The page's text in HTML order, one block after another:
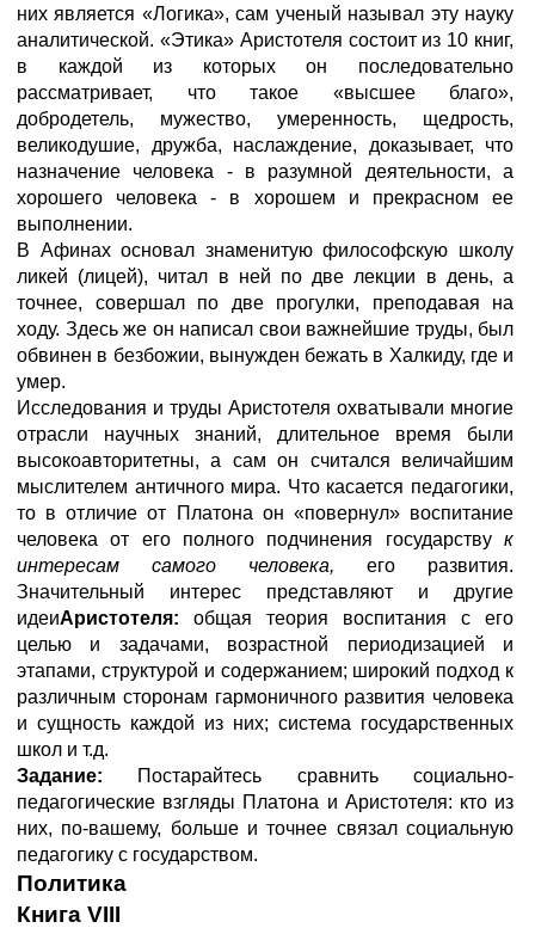
них является «Логика», сам ученый называл эту науку
аналитической. «Этика» Аристотеля состоит из 10 книг,
в каждой из которых он последовательно
рассматривает, что такое «высшее благо»,
добродетель, мужество, умеренность, щедрость,
великодушие, дружба, наслаждение, доказывает, что
назначение человека - в разумной деятельности, а
хорошего человека - в хорошем и прекрасном ее
выполнении.
В Афинах основал знаменитую философскую школу
ликей (лицей), читал в ней по две лекции в день, а
точнее, совершал по две прогулки, преподавая на
ходу. Здесь же он написал свои важнейшие труды, был
обвинен в безбожии, вынужден бежать в Халкиду, где и
умер.
Исследования и труды Аристотеля охватывали многие
отрасли научных знаний, длительное время были
высокоавторитетны, а сам он считался величайшим
мыслителем античного мира. Что касается педагогики,
то в отличие от Платона он «повернул» воспитание
человека от его полного подчинения государству к
интересам самого человека, его развития.
Значительный интерес представляют и другие
идеиАристотеля: общая теория воспитания с его
целью и задачами, возрастной периодизацией и
этапами, структурой и содержанием; широкий подход к
различным сторонам гармоничного развития человека
и сущность каждой из них; система государственных
школ и т.д.
Задание: Постарайтесь сравнить социально-
педагогические взгляды Платона и Аристотеля: кто из
них, по-вашему, больше и точнее связал социальную
педагогику с государством.
Политика
Книга VIII